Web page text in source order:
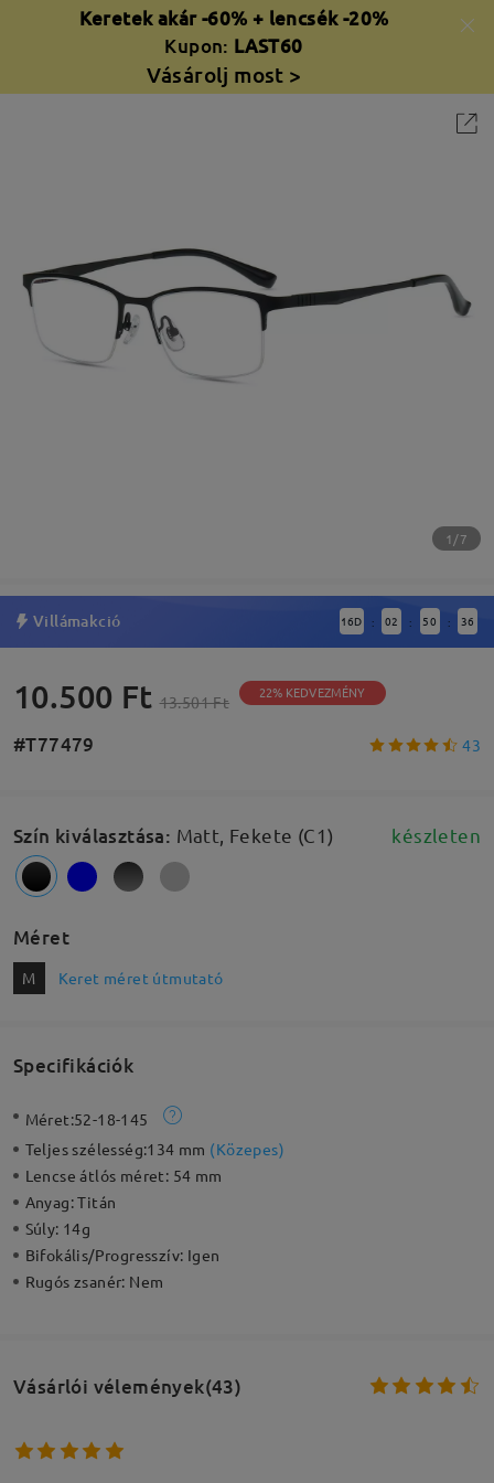
Keretek akár -60% + lencsék -20%
Kupon: LAST60
Vásárolj most >
1/7
Villámakció 16D : 02 : 50 : 35
10.500 Ft 13.501 Ft 22% KEDVEZMÉNY
#T77479 43
Szín kiválasztása: Matt, Fekete (C1) készleten
Méret
M Keret méret útmutató
Specifikációk
Méret:52-18-145
Teljes szélesség:134 mm (Közepes)
Lencse átlós méret: 54 mm
Anyag:Titán
Súly: 14g
Bifokális/Progresszív: Igen
Rugós zsanér: Nem
Vásárlói vélemények(43)